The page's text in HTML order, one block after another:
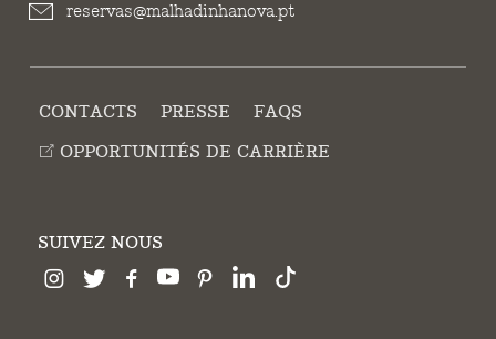
reservas@malhadinhanova.pt
CONTACTS PRESSE
FAQS
OPPORTUNITÉS DE CARRIÈRE
SUIVEZ NOUS